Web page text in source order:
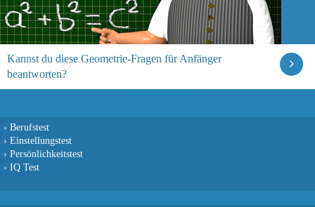
Kannst du diese Geometrie-Fragen für Anfänger
beantworten?
› Berufstest
› Einstellungstest
› Persönlichkeitstest
› IQ Test